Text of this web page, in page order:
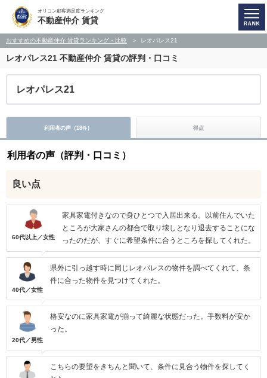
オリコン顧客満足度ランキング
不動産仲介 賃貸
おすすめの不動産仲介 賃貸ランキング・比較 レオパレス21
レオパレス21 不動産仲介 賃貸の評判・口コミ
レオパレス21
利用者の声（18件） 得点
利用者の声（評判・口コミ）
良い点
60代以上／女性
家具家電付きなので身ひとつで入居出来る。以前住んでいた
ところが大家さんの都合で取り壊しとなり退去することにな
ったのだが、すぐに希望条件に合うところを探してくれた。
40代／女性
県外に引っ越す時に同じレオパレスの物件を調べてくれて、条
件に合った物件を見つけてくれた。
20代／男性
格安なのに家具家電が揃って綺麗な状態だった。手数料が安か
った。
こちらの要望をきちんと聞いて、条件に見合う物件を探してく